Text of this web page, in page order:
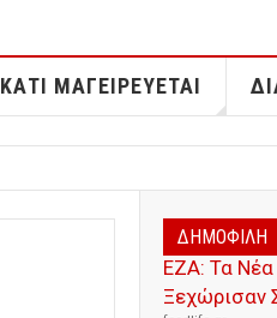
ΚΑΤΙ ΜΑΓΕΙΡΕΥΕΤΑΙ
ΔΗΜΟΦΙΛΗ
ΕΖΑ: Τα
Ξεχώρισαν